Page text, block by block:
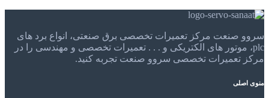
سروو صنعت مرکز تعمیرات تخصصی برق صنعتی، انواع برد های
plc، موتور های الکتریکی و . . . تعمیرات تخصصی و مهندسی را در
مرکز تعمیرات تخصصی سروو صنعت تجربه کنید.
منوی اصلی